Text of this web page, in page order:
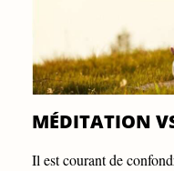
MÉDITATION
Il est courant de